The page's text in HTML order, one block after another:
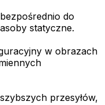
do
statyczne.
w obrazach
przesyłów,